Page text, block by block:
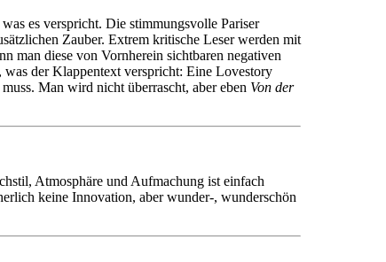
es verspricht. Die stimmungsvolle Pariser
Zauber. Extrem kritische Leser werden mit
man diese von Vornherein sichtbaren negativen
was der Klappentext verspricht: Eine Lovestory
Man wird nicht überrascht, aber eben Von der
Atmosphäre und Aufmachung ist einfach
keine Innovation, aber wunder-, wunderschön